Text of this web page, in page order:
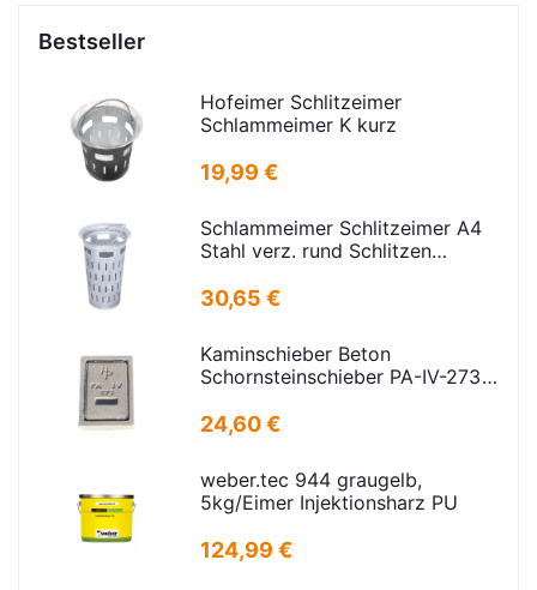
Bestseller
Hofeimer Schlitzeimer
Schlammeimer K kurz
19,99 €
Schlammeimer Schlitzeimer A4
Stahl verz. rund Schlitzen
30,65 €
Kaminschieber Beton
Schornsteinschieber PA-IV-273
16,5x24,5cm
24,60 €
weber.tec 944 graugelb,
5kg/Eimer Injektionsharz PU
124,99 €